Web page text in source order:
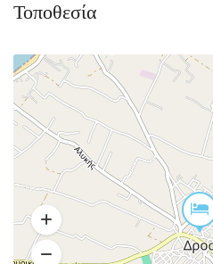
Τοποθεσία